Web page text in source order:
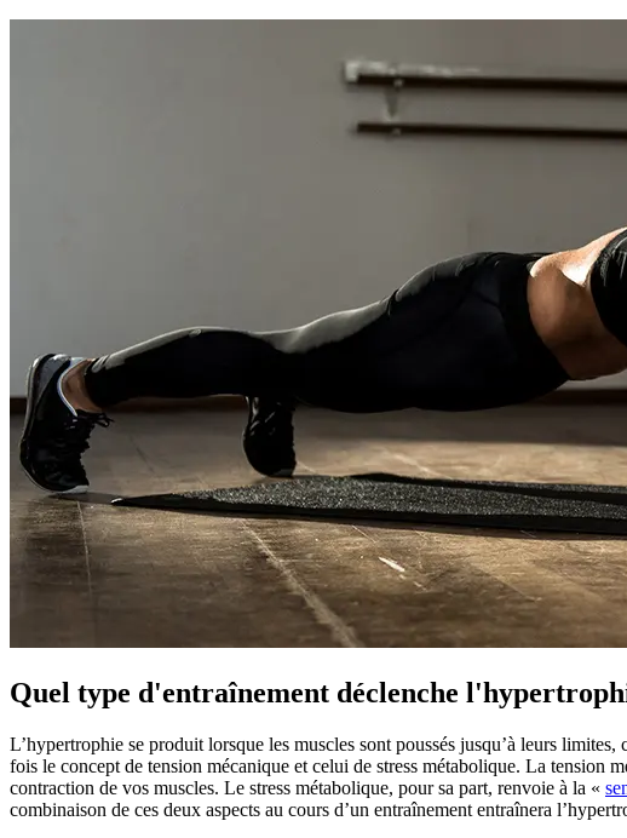
Quel type d'entraînement déclenche
L’hypertrophie se produit lorsque les muscles sont poussés jusqu’à leurs
fois le concept de tension mécanique et celui de stress métabolique. La tension
contraction de vos muscles. Le stress métabolique, pour sa part, renvoie à la «
combinaison de ces deux aspects au cours d’un entraînement entraînera